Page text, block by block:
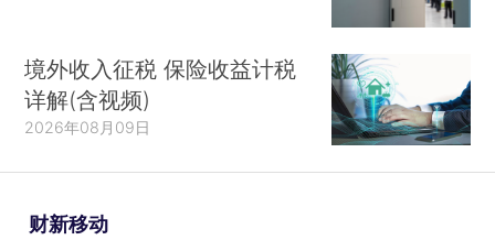
境外收入征税 保险收益计税
详解(含视频)
2026年08月09日
财新移动